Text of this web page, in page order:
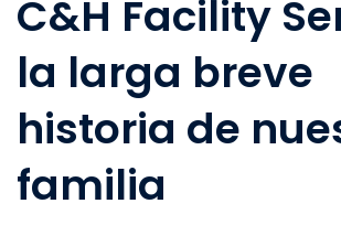
C&H Facility
la larga breve
historia de
familia